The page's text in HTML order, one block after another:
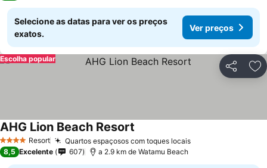
Selecione as datas para ver os preços
exatos.
Ver preços
Partilhar
Escolha popular
4 EstrelasResort Quartos espaçosos com toques locais
AHG Lion Beach Resort
8,5 Excelente 607 a 2.9 km de Watamu Beach